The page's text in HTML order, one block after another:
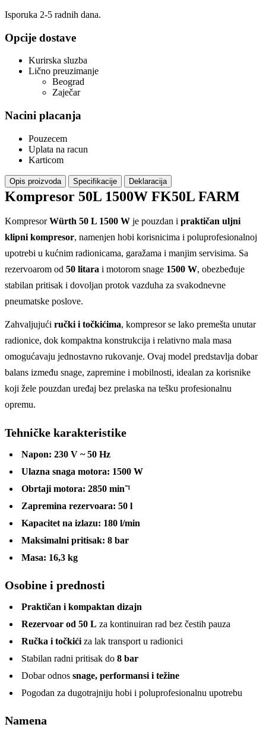
Isporuka 2-5 radnih dana.
Opcije dostave
Kurirska sluzba
Lično preuzimanje
Beograd
Zaječar
Nacini placanja
Pouzecem
Uplata na racun
Karticom
Opis proizvoda Specifikacije Deklaracija
Kompresor 50L 1500W FK50L FARM
KompresorWürth 50 L 1500 W je pouzdan i praktičan uljni
klipni kompresor, namenjen hobi korisnicima i poluprofesionalnoj
upotrebi u kućnim radionicama, garažama i manjim servisima. Sa
rezervoarom od 50 litara i motorom snage 1500 W, obezbeđuje
stabilan pritisak i dovoljan protok vazduha za svakodnevne
pneumatske poslove.
Zahvaljujući ručki i točkićima, kompresor se lako premešta unutar
radionice, dok kompaktna konstrukcija i relativno mala masa
omogućavaju jednostavno rukovanje. Ovaj model predstavlja dobar
balans između snage, zapremine i mobilnosti, idealan za korisnike
koji žele pouzdan uređaj bez prelaska na tešku profesionalnu
opremu.
Tehničke karakteristike
Napon: 230 V ~ 50 Hz
Ulazna snaga motora: 1500 W
Obrtaji motora: 2850 min⁻¹
Zapremina rezervoara: 50 l
Kapacitet na izlazu: 180 l/min
Maksimalni pritisak: 8 bar
Masa: 16,3 kg
Osobine i prednosti
Praktičan i kompaktan dizajn
Rezervoar od 50 L za kontinuiran rad bez čestih pauza
Ručka i točkići za lak transport u radionici
Stabilan radni pritisak do 8 bar
Dobar odnos snage, performansi i težine
Pogodan za dugotrajniju hobi i poluprofesionalnu upotrebu
Namena